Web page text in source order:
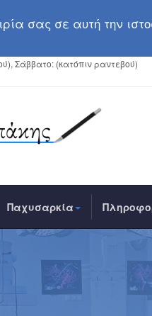
σας σε αυτή την
Σάββατο: (κατόπιν ραντεβού)
Παχυσαρκία